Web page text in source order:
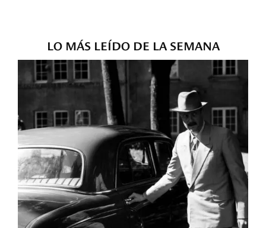
LO MÁS LEÍDO DE LA SEMANA